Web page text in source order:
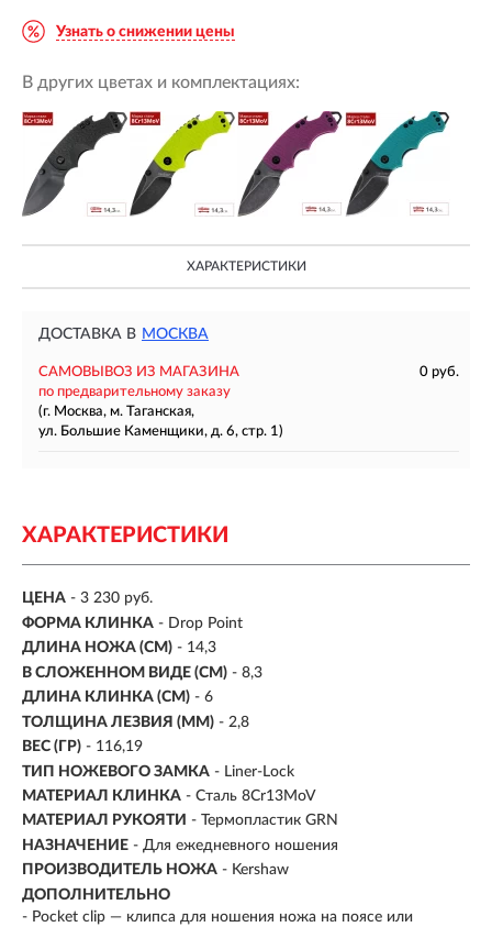
Узнать о снижении цены
В других цветах и комплектациях:
ХАРАКТЕРИСТИКИ
ДОСТАВКА В МОСКВА
САМОВЫВОЗ ИЗ МАГАЗИНА
0 руб.
по предварительному заказу
(г. Москва, м. Таганская,
ул. Большие Каменщики, д. 6, стр. 1)
ХАРАКТЕРИСТИКИ
ЦЕНА - 3 230 руб.
ФОРМА КЛИНКА - Drop Point
ДЛИНА НОЖА (СМ) - 14,3
В СЛОЖЕННОМ ВИДЕ (СМ) - 8,3
ДЛИНА КЛИНКА (СМ) - 6
ТОЛЩИНА ЛЕЗВИЯ (ММ) - 2,8
ВЕС (ГР) - 116,19
ТИП НОЖЕВОГО ЗАМКА - Liner-Lock
МАТЕРИАЛ КЛИНКА - Сталь 8Cr13MoV
МАТЕРИАЛ РУКОЯТИ - Термопластик GRN
НАЗНАЧЕНИЕ - Для ежедневного ношения
ПРОИЗВОДИТЕЛЬ НОЖА - Kershaw
ДОПОЛНИТЕЛЬНО
- Pocket clip — клипса для ношения ножа на поясе или